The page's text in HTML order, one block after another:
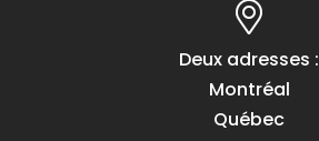
Deux adresses :
Montréal
Québec